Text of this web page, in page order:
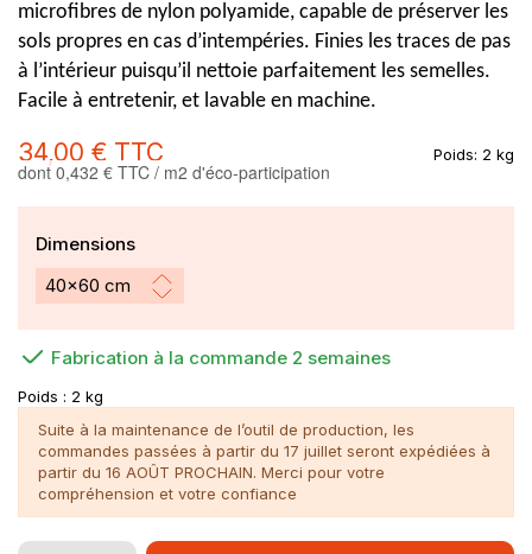
microfibres de nylon polyamide, capable de préserver les
sols propres en cas d’intempéries. Finies les traces de pas
à l’intérieur puisqu’il nettoie parfaitement les semelles.
Facile à entretenir, et lavable en machine.
34,00 € TTC Poids: 2 kg
dont 0,432 € TTC / m2 d'éco-participation
Dimensions
Fabrication à la commande 2 semaines
Poids : 2 kg
Suite à la maintenance de l’outil de production, les
commandes passées à partir du 17 juillet seront expédiées à
partir du 16 AOÛT PROCHAIN. Merci pour votre
compréhension et votre confiance